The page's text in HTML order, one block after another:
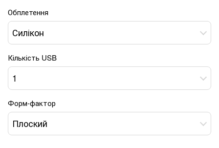
Обплетення
Силікон
Кількість USB
1
Форм-фактор
Плоский